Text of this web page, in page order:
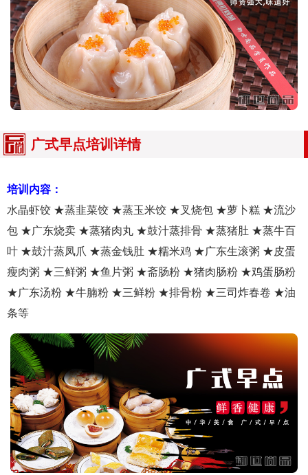
广式早点培训详情
培训内容：
水晶虾饺 ★蒸韭菜饺 ★蒸玉米饺 ★叉烧包 ★萝卜糕 ★流沙
包 ★广东烧卖 ★蒸猪肉丸 ★鼓汁蒸排骨 ★蒸猪肚 ★蒸牛百
叶 ★鼓汁蒸凤爪 ★蒸金钱肚 ★糯米鸡 ★广东生滚粥 ★皮蛋
瘦肉粥 ★三鲜粥 ★鱼片粥 ★斋肠粉 ★猪肉肠粉 ★鸡蛋肠粉
★广东汤粉 ★牛腩粉 ★三鲜粉 ★排骨粉 ★三司炸春卷 ★油
条等